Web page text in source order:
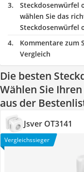
Steckdosenwürfel
wählen Sie das
Steckdosenwürfel
Kommentare zum
Vergleich
Die besten
Wählen Sie
aus der
Jsver OT3141
Vergleichssieger